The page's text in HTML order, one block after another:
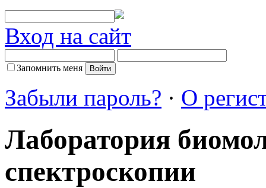
Вход на сайт
Запомнить меня
Забыли пароль? · О
Лаборатория
спектроскопии